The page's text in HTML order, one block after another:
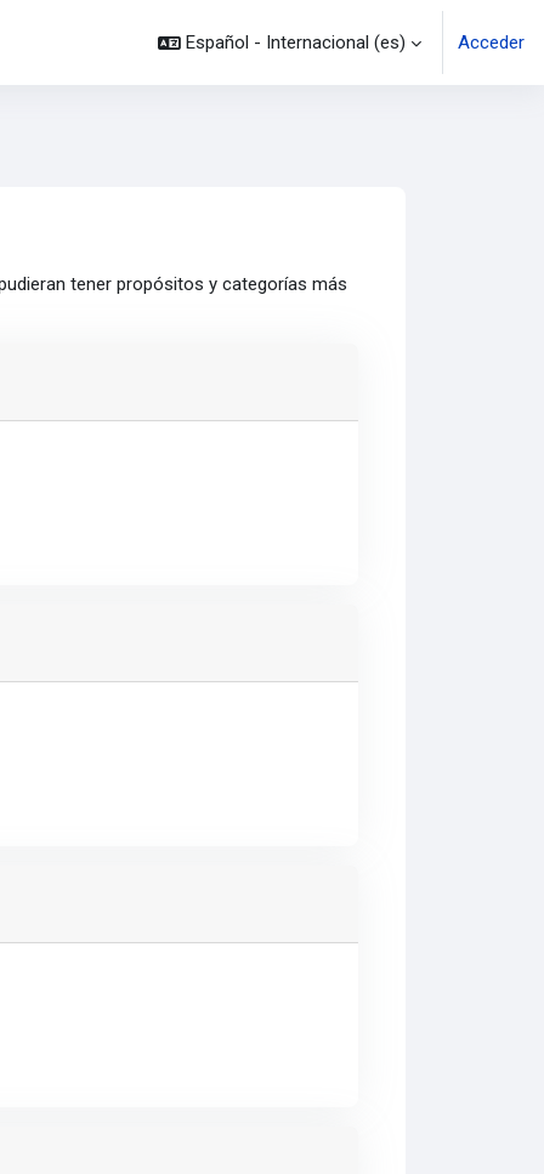
Español - Internacional ‎(es)‎ Acceder
tener propósitos y categorías más